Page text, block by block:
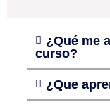
¿Qué me
curso?
¿Que